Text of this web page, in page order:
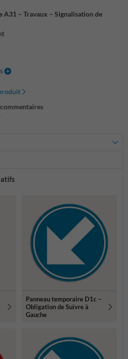
– Travaux – Signalisation de
Panneau temporaire D1c –
Obligation de Suivre à
Gauche